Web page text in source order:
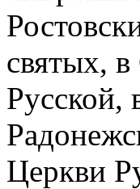
святых,
Русской,
Церкви